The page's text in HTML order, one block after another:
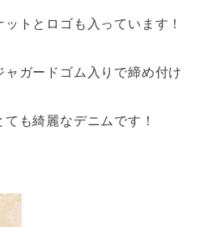
トとロゴも入っています！
ガードゴム入りで締め付け
も綺麗なデニムです！